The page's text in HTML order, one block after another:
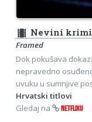
theaters Nevini
Framed
Dok pokušava
nepravedno
uvuku u sumnjive
Hrvatski titlovi
Gledaj na
NETFLIXU